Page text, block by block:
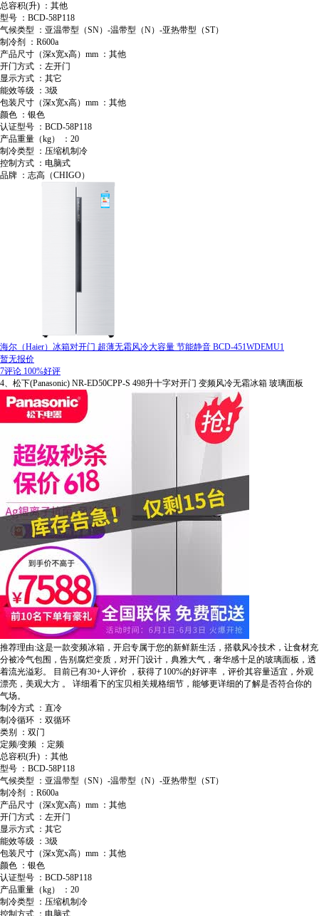
总容积(升) ：其他
型号 ：BCD-58P118
气候类型 ：亚温带型（SN）-温带型（N）-亚热带型（ST）
制冷剂 ：R600a
产品尺寸（深x宽x高）mm ：其他
开门方式 ：左开门
显示方式 ：其它
能效等级 ：3级
包装尺寸（深x宽x高）mm ：其他
颜色 ：银色
认证型号 ：BCD-58P118
产品重量（kg） ：20
制冷类型 ：压缩机制冷
控制方式 ：电脑式
品牌 ：志高（CHIGO）
海尔（Haier）冰箱对开门 超薄无霜风冷大容量 节能静音 BCD-451WDEMU1
暂无报价
7评论 100%好评
4、松下(Panasonic) NR-ED50CPP-S 498升十字对开门 变频风冷无霜冰箱 玻璃面板
推荐理由:这是一款变频冰箱，开启专属于您的新鲜新生活，搭载风冷技术，让食材充
分被冷气包围，告别腐烂变质，对开门设计，典雅大气，奢华感十足的玻璃面板，透
着流光溢彩。
目前已有30+人评价 ，获得了100%的好评率 ，评价其容量适宜，外观
漂亮，美观大方 。
详细看下的宝贝相关规格细节，能够更详细的了解是否符合你的
气场。
制冷方式 ：直冷
制冷循环 ：双循环
类别 ：双门
定频/变频 ：定频
总容积(升) ：其他
型号 ：BCD-58P118
气候类型 ：亚温带型（SN）-温带型（N）-亚热带型（ST）
制冷剂 ：R600a
产品尺寸（深x宽x高）mm ：其他
开门方式 ：左开门
显示方式 ：其它
能效等级 ：3级
包装尺寸（深x宽x高）mm ：其他
颜色 ：银色
认证型号 ：BCD-58P118
产品重量（kg） ：20
制冷类型 ：压缩机制冷
控制方式 ：电脑式